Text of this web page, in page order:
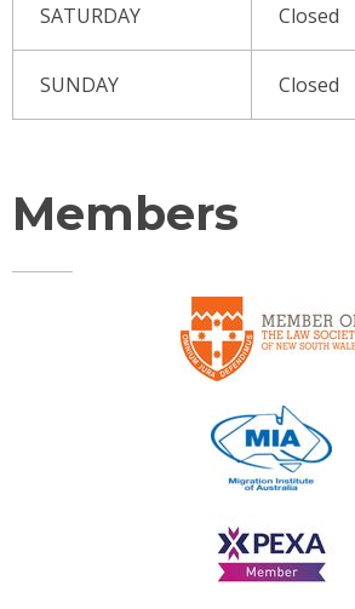
SATURDAY Closed
SUNDAY Closed
Members